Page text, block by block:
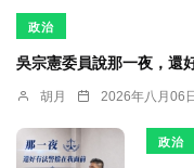
政治
吳宗憲委員說那一夜，還
胡月 2026年八月06日
政治